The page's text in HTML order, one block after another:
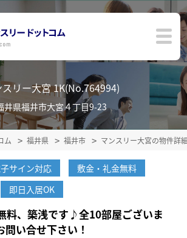
スリー大宮 1K(No.764994)
井県福井市大宮４丁目9-23
ム 福井県 福井市 マンスリー大宮の物件詳
サイン対応
敷金・礼金無料
即日入居OK
料、築浅です♪全10部屋ございま
い合せ下さい！